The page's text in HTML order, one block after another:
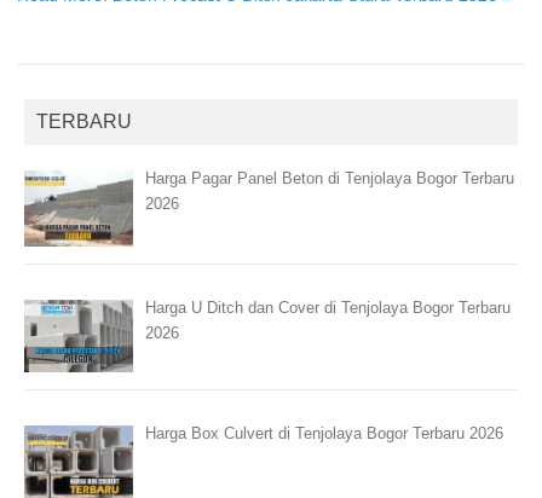
TERBARU
Harga Pagar Panel Beton di Tenjolaya Bogor Terbaru
2026
Harga U Ditch dan Cover di Tenjolaya Bogor Terbaru
2026
Harga Box Culvert di Tenjolaya Bogor Terbaru 2026